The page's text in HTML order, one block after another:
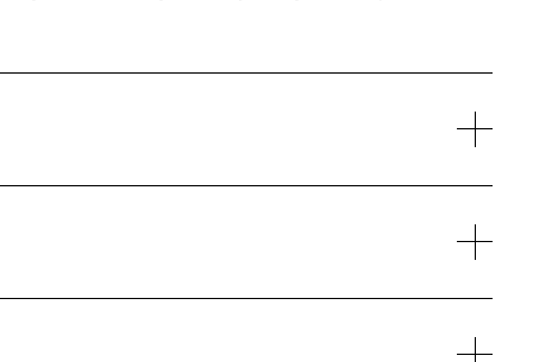
identity – formujeme značky, ktoré sú
značky, spájame stratégiu s kreatívnou